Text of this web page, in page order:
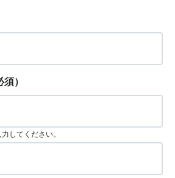
須）
してください。